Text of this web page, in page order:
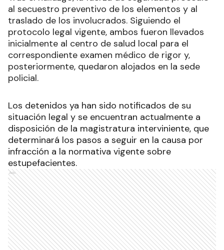
al secuestro preventivo de los elementos y al
traslado de los involucrados. Siguiendo el
protocolo legal vigente, ambos fueron llevados
inicialmente al centro de salud local para el
correspondiente examen médico de rigor y,
posteriormente, quedaron alojados en la sede
policial.
Los detenidos ya han sido notificados de su
situación legal y se encuentran actualmente a
disposición de la magistratura interviniente, que
determinará los pasos a seguir en la causa por
infracción a la normativa vigente sobre
estupefacientes.
Ads